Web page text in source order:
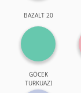
BAZALT 20
GÖCEK
TURKUAZI